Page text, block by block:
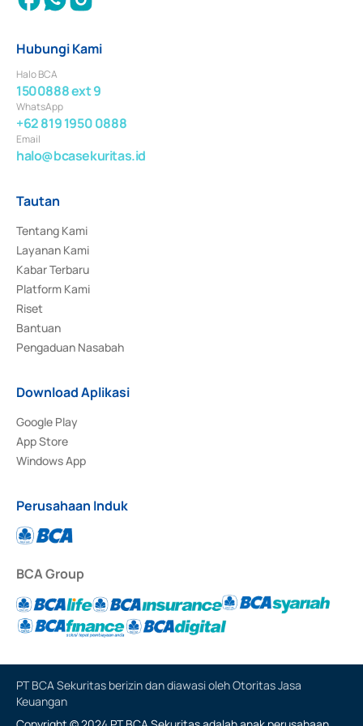
Hubungi Kami
Halo BCA
1500888 ext 9
WhatsApp
+62 819 1950 0888
Email
halo@bcasekuritas.id
Tautan
Tentang Kami
Layanan Kami
Kabar Terbaru
Platform Kami
Riset
Bantuan
Pengaduan Nasabah
Download Aplikasi
Google Play
App Store
Windows App
Perusahaan Induk
BCA Group
PT BCA Sekuritas berizin dan diawasi oleh Otoritas Jasa
Keuangan